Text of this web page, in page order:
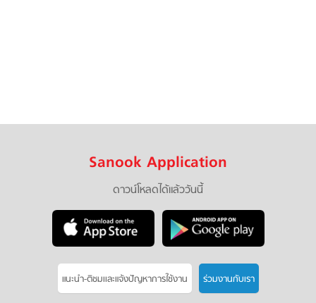
Sanook Application
ดาวน์โหลดได้แล้ววันนี้
แนะนำ-ติชมเเละแจ้งปัญหาการใช้งาน ร่วมงานกับเรา